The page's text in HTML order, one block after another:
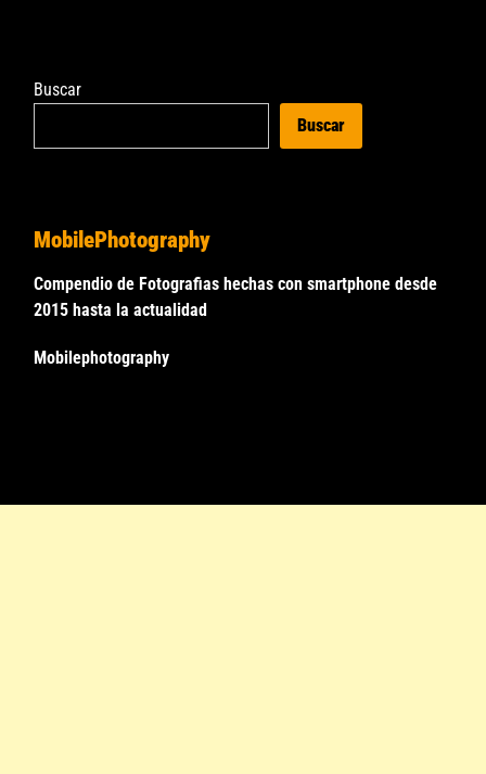
Buscar
Buscar
MobilePhotography
Compendio de Fotografias hechas con smartphone desde
2015 hasta la actualidad
Mobilephotography